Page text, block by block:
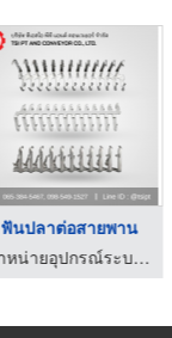
ฟันปลาต่อสายพาน
จำหน่ายอุปกรณ์ระบบสายพานลำเลียงยางดำ